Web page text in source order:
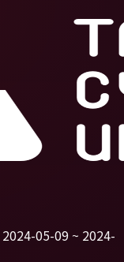
2024-05-09 ~ 2024-